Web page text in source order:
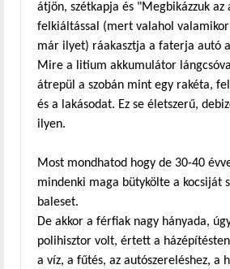
átjön, szétkapja és "Megbikázzuk az
felkiáltással (mert valahol
már ilyet) ráakasztja a faterja autó
Mire a litium akkumulátor
átrepül a szobán mint egy rakéta,
és a lakásodat. Ez se életszerű,
ilyen.
Most mondhatod hogy de 30-40
mindenki maga bütykölte a kocsiját
baleset.
De akkor a férfiak nagy hányada,
polihisztor volt, értett a
a víz, a fűtés, az autószereléshez, a